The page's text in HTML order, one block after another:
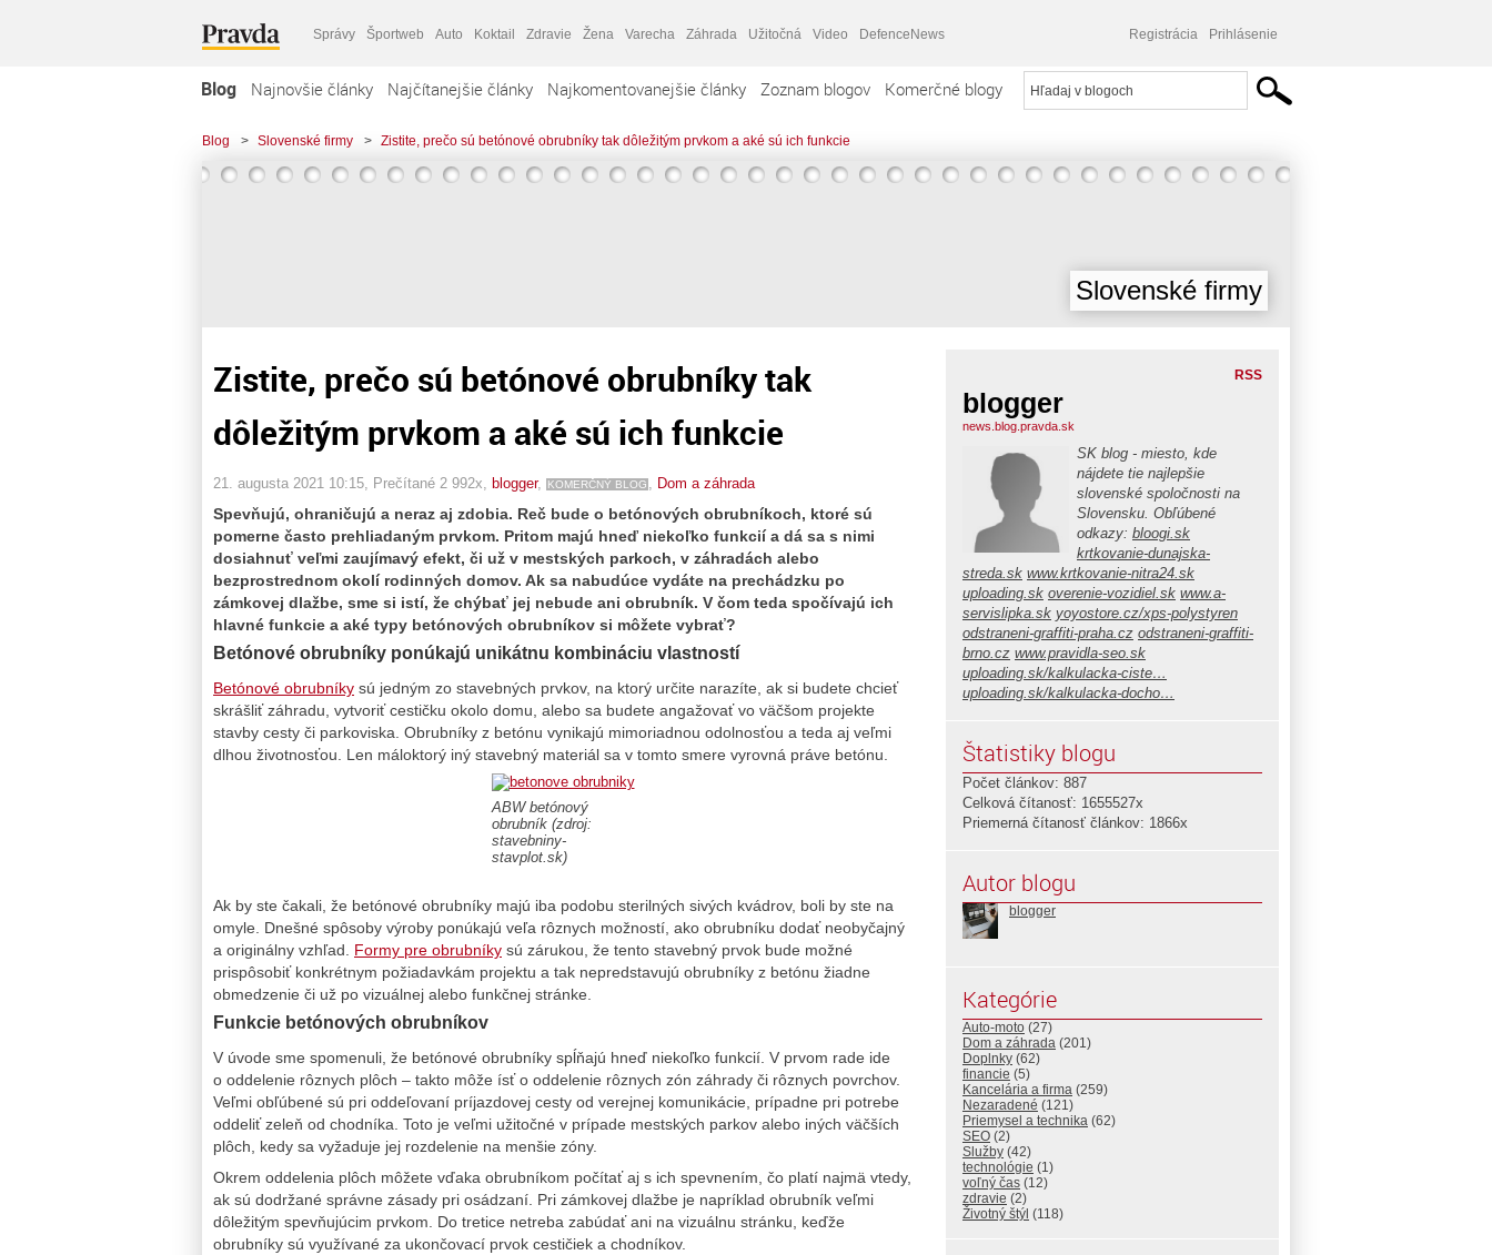
Správy Športweb Auto Koktail Zdravie Žena Varecha Záhrada Užitočná Video DefenceNews Registrácia Prihlásenie
Blog Najnovšie články Najčítanejšie články Najkomentovanejšie články Zoznam blogov Komerčné blogy
Blog > Slovenské firmy > Zistite, prečo sú betónové obrubníky tak dôležitým prvkom a aké sú ich funkcie
Slovenské firmy
Zistite, prečo sú betónové obrubníky tak
dôležitým prvkom a aké sú ich funkcie
21. augusta 2021 10:15 , Prečítané 2 992x, blogger, KOMERČNÝ BLOG Dom a záhrada
Spevňujú, ohraničujú a neraz aj zdobia. Reč bude o betónových obrubníkoch, ktoré sú
pomerne často prehliadaným prvkom. Pritom majú hneď niekoľko funkcií a dá sa s nimi
dosiahnuť veľmi zaujímavý efekt, či už v mestských parkoch, v záhradách alebo
bezprostrednom okolí rodinných domov. Ak sa nabudúce vydáte na prechádzku po
zámkovej dlažbe, sme si istí, že chýbať jej nebude ani obrubník. V čom teda spočívajú ich
hlavné funkcie a aké typy betónových obrubníkov si môžete vybrať?
Betónové obrubníky ponúkajú unikátnu kombináciu vlastností
Betónové obrubníky sú jedným zo stavebných prvkov, na ktorý určite narazíte, ak si budete chcieť
skrášliť záhradu, vytvoriť cestičku okolo domu, alebo sa budete angažovať vo väčšom projekte
stavby cesty či parkoviska. Obrubníky z betónu vynikajú mimoriadnou odolnosťou a teda aj veľmi
dlhou životnosťou. Len máloktorý iný stavebný materiál sa v tomto smere vyrovná práve betónu.
ABW betónový
obrubník (zdroj:
stavebniny-
stavplot.sk)
Ak by ste čakali, že betónové obrubníky majú iba podobu sterilných sivých kvádrov, boli by ste na
omyle. Dnešné spôsoby výroby ponúkajú veľa rôznych možností, ako obrubníku dodať neobyčajný
a originálny vzhľad. Formy pre obrubníky sú zárukou, že tento stavebný prvok bude možné
prispôsobiť konkrétnym požiadavkám projektu a tak nepredstavujú obrubníky z betónu žiadne
obmedzenie či už po vizuálnej alebo funkčnej stránke.
Funkcie betónových obrubníkov
V úvode sme spomenuli, že betónové obrubníky spĺňajú hneď niekoľko funkcií. V prvom rade ide
o oddelenie rôznych plôch – takto môže ísť o oddelenie rôznych zón záhrady či rôznych povrchov.
Veľmi obľúbené sú pri oddeľovaní príjazdovej cesty od verejnej komunikácie, prípadne pri potrebe
oddeliť zeleň od chodníka. Toto je veľmi užitočné v prípade mestských parkov alebo iných väčších
plôch, kedy sa vyžaduje jej rozdelenie na menšie zóny.
Okrem oddelenia plôch môžete vďaka obrubníkom počítať aj s ich spevnením, čo platí najmä vtedy,
ak sú dodržané správne zásady pri osádzaní. Pri zámkovej dlažbe je napríklad obrubník veľmi
dôležitým spevňujúcim prvkom. Do tretice netreba zabúdať ani na vizuálnu stránku, keďže
obrubníky sú využívané za ukončovací prvok cestičiek a chodníkov.
RSS
blogger
news.blog.pravda.sk
SK blog - miesto, kde
nájdete tie najlepšie
slovenské spoločnosti na
Slovensku. Obľúbené
odkazy: bloogi.sk
krtkovanie-dunajska-
streda.sk www.krtkovanie-nitra24.sk
uploading.sk overenie-vozidiel.sk www.a-
servislipka.sk yoyostore.cz/xps-polystyren
odstraneni-graffiti-praha.cz odstraneni-graffiti-
brno.cz www.pravidla-seo.sk
uploading.sk/kalkulacka-ciste…
uploading.sk/kalkulacka-docho…
Štatistiky blogu
Počet článkov: 887
Celková čítanosť: 1655527x
Priemerná čítanosť článkov: 1866x
Autor blogu
blogger
Kategórie
Auto-moto (27)
Dom a záhrada (201)
Doplnky (62)
financie (5)
Kancelária a firma (259)
Nezaradené (121)
Priemysel a technika (62)
SEO (2)
Služby (42)
technológie (1)
voľný čas (12)
zdravie (2)
Životný štýl (118)